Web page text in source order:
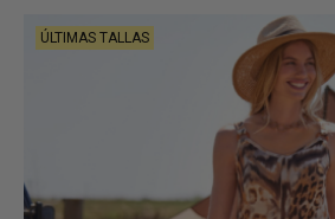
ÚLTIMAS TALLAS